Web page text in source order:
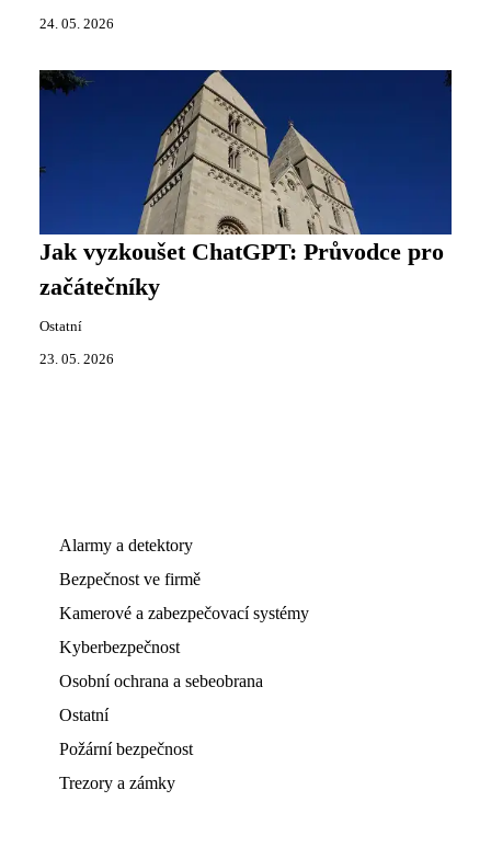
24. 05. 2026
Jak vyzkoušet ChatGPT: Průvodce pro
začátečníky
Ostatní
23. 05. 2026
Alarmy a detektory
Bezpečnost ve firmě
Kamerové a zabezpečovací systémy
Kyberbezpečnost
Osobní ochrana a sebeobrana
Ostatní
Požární bezpečnost
Trezory a zámky